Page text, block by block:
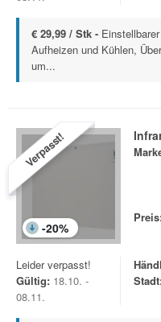
€ 29,99 / Stk -
Aufheizen und Kühlen,
um...
Verpasst!
-20%
Leider verpasst!
Gültig: 18.10. -
08.11.